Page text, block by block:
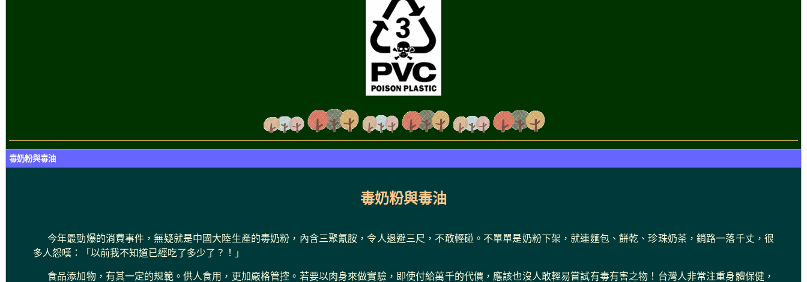
毒奶粉與毒油
毒奶粉與毒油
今年最勁爆的消費事件，無疑就是中國大陸生產的毒奶粉，內含三聚氰胺，令人退避三尺，不敢輕碰。不單單是奶粉下架，就連麵包、餅乾、珍珠奶茶，銷路一落千丈，很
多人怨嘆：「以前我不知道已經吃了多少了？！」
食品添加物，有其一定的規範。供人食用，更加嚴格管控。若要以肉身來做實驗，即使付給萬千的代價，應該也沒人敢輕易嘗試有毒有害之物！台灣人非常注重身體保健，